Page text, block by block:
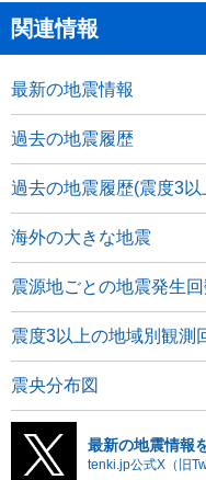
関連情報
最新の地震情報
過去の地震履歴
過去の地震履歴(震度3以
海外の大きな地震
震源地ごとの地震発生回
震度3以上の地域別観測
震央分布図
最新の地震情報
tenki.jp公式X（旧